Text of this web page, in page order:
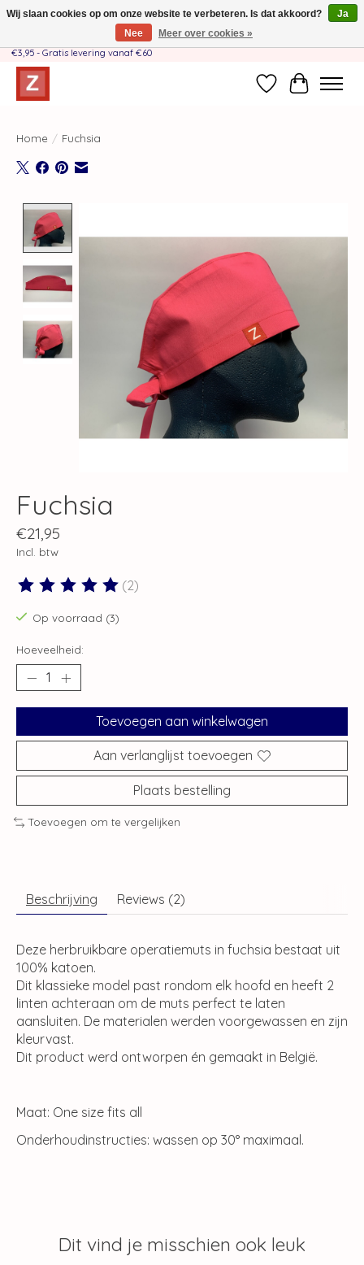
Handgemaakt door moeder-dochterteam❤️ - Verzendkosten BE & NL SLECHTS
€3,95 - Gratis levering vanaf €60
Verlanglijst
Home / Fuchsia
Fuchsia
€21,95
Incl. btw
De beoordeling van dit product is
(2)
Op voorraad (3)
Hoeveelheid:
Toevoegen aan winkelwagen
Aan verlanglijst toevoegen
Plaats bestelling
Toevoegen om te vergelijken
Beschrijving Reviews (2)
Deze herbruikbare operatiemuts in fuchsia bestaat uit
100% katoen.
Dit klassieke model past rondom elk hoofd en heeft 2
linten achteraan om de muts perfect te laten
aansluiten. De materialen werden voorgewassen en zijn
kleurvast.
Dit product werd ontworpen én gemaakt in België.
Maat: One size fits all
Onderhoudinstructies: wassen op 30° maximaal.
Dit vind je misschien ook leuk
Wij slaan cookies op om onze website te verbeteren. Is dat akkoord?
Ja
Nee
Meer over cookies »